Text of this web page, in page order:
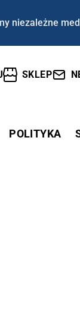
niezależne
SKLEP
POLITYKA